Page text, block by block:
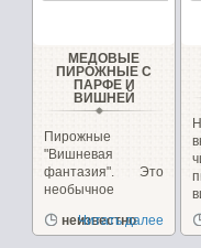
МЕДОВЫЕ
ПИРОЖНЫЕ С
ПАРФЕ И
ВИШНЕЙ
Пирожные
"Вишневая
фантазия". Это
необычное
сочетает в себе,...
неизвестно
Читать далее